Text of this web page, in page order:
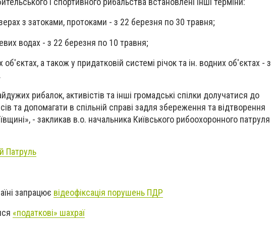
з затоками, протоками - з 22 березня по 30 травня;
водах - з 22 березня по 10 травня;
а також у придатковій системі річок та ін. водних об'єктах - з
рибалок, активістів та інші громадські спілки долучатися до
та допомагати в спільній справі задля збереження та відтворення
- закликав в.о. начальника Київського рибоохоронного патруля
Патруль
запрацює відеофіксація порушень ПДР
«податкові» шахраї